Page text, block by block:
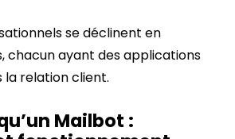
se déclinent en
chacun ayant des applications
la relation client.
Mailbot :